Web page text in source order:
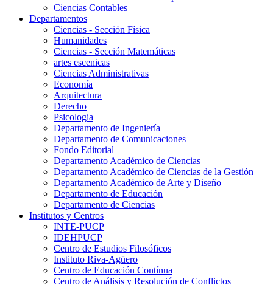
Ciencias Contables
Departamentos
Ciencias - Sección Física
Humanidades
Ciencias - Sección Matemáticas
artes escenicas
Ciencias Administrativas
Economía
Arquitectura
Derecho
Psicologia
Departamento de Ingeniería
Departamento de Comunicaciones
Fondo Editorial
Departamento Académico de Ciencias
Departamento Académico de Ciencias de la Gestión
Departamento Académico de Arte y Diseño
Departamento de Educación
Departamento de Ciencias
Institutos y Centros
INTE-PUCP
IDEHPUCP
Centro de Estudios Filosóficos
Instituto Riva-Agüero
Centro de Educación Contínua
Centro de Análisis y Resolución de Conflictos